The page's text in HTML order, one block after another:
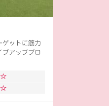
ゲットに筋力
プアッププロ